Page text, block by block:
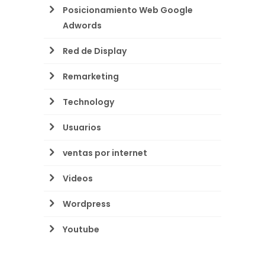
Posicionamiento Web Google
Adwords
Red de Display
Remarketing
Technology
Usuarios
ventas por internet
Videos
Wordpress
Youtube